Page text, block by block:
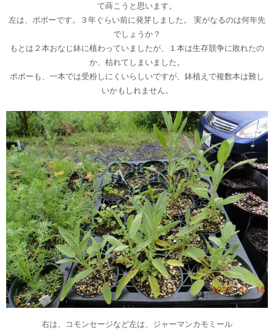
て蒔こうと思います。
左は、ポポーです。３年ぐらい前に発芽しました。 実がなるのは何年先
でしょうか？
もとは２本おなじ鉢に植わっていましたが、１本は生存競争に敗れたの
か、枯れてしまいました。
ポポーも、一本では受粉しにくいらしいですが、鉢植えで複数本は難し
いかもしれません。
右は、コモンセージなど左は、ジャーマンカモミール